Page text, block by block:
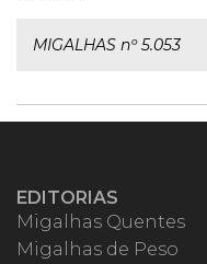
MIGALHAS nº 5.053
EDITORIAS
Migalhas Quentes
Migalhas de Peso